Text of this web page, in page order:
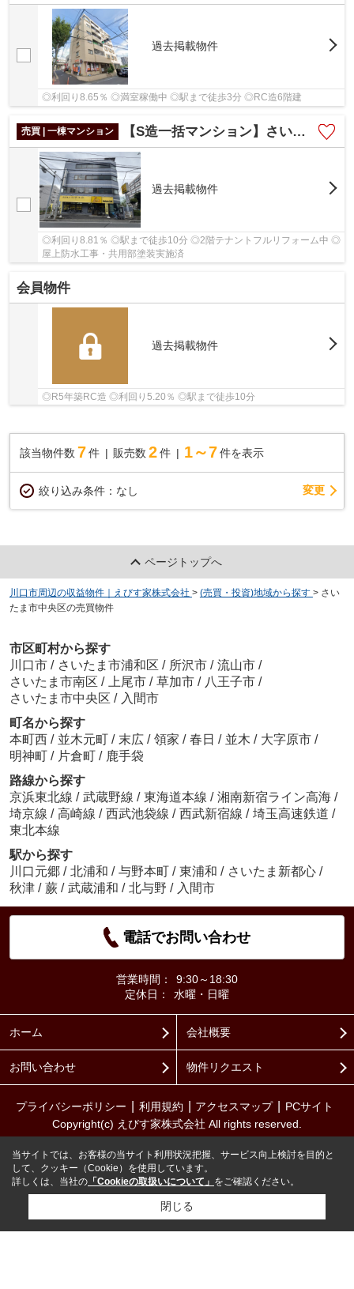
過去掲載物件
◎利回り8.65％ ◎満室稼働中 ◎駅まで徒歩3分 ◎RC造6階建
売買 | 一棟マンション 【S造一括マンション】さいたま市中央区鈴谷5丁目
過去掲載物件
◎利回り8.81％ ◎駅まで徒歩10分 ◎2階テナントフルリフォーム中 ◎
屋上防水工事・共用部塗装実施済
会員物件
過去掲載物件
◎R5年築RC造 ◎利回り5.20％ ◎駅まで徒歩10分
該当物件数 7件 販売数 2 件 1～7 件を表示
絞り込み条件： なし 変更
ページトップへ
川口市周辺の収益物件｜えびす家株式会社 > (売買・投資)地域から探す > さい
たま市中央区の売買物件
市区町村から探す
川口市 / さいたま市浦和区 / 所沢市 / 流山市 /
さいたま市南区 / 上尾市 / 草加市 / 八王子市 /
さいたま市中央区 / 入間市
町名から探す
本町西 / 並木元町 / 末広 / 領家 / 春日 / 並木 / 大字原市 /
明神町 / 片倉町 / 鹿手袋
路線から探す
京浜東北線 / 武蔵野線 / 東海道本線 / 湘南新宿ライン高海 /
埼京線 / 高崎線 / 西武池袋線 / 西武新宿線 / 埼玉高速鉄道 /
東北本線
駅から探す
川口元郷 / 北浦和 / 与野本町 / 東浦和 / さいたま新都心 /
秋津 / 蕨 / 武蔵浦和 / 北与野 / 入間市
電話でお問い合わせ
営業時間：
9:30～18:30
定休日：
水曜・日曜
ホーム 会社概要
お問い合わせ 物件リクエスト
プライバシーポリシー 利用規約 アクセスマップ
PCサイト
Copyright(c) えびす家株式会社 All rights reserved.
当サイトでは、お客様の当サイト利用状況把握、サービス向上検討を目的と
して、クッキー（Cookie）を使用しています。
詳しくは、当社の 「Cookieの取扱いについて」 をご確認ください。
閉じる